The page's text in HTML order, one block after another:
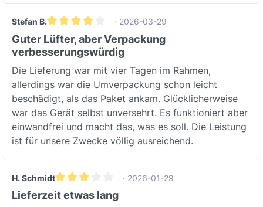
Stefan B.
Gemiddelde waardering van 4 van 5 sterren
· 2026-03-29
Guter Lüfter, aber Verpackung
verbesserungswürdig
Die Lieferung war mit vier Tagen im Rahmen,
allerdings war die Umverpackung schon leicht
beschädigt, als das Paket ankam. Glücklicherweise
war das Gerät selbst unversehrt. Es funktioniert aber
einwandfrei und macht das, was es soll. Die Leistung
ist für unsere Zwecke völlig ausreichend.
H. Schmidt
Gemiddelde waardering van 3 van 5 sterren
· 2026-01-29
Lieferzeit etwas lang